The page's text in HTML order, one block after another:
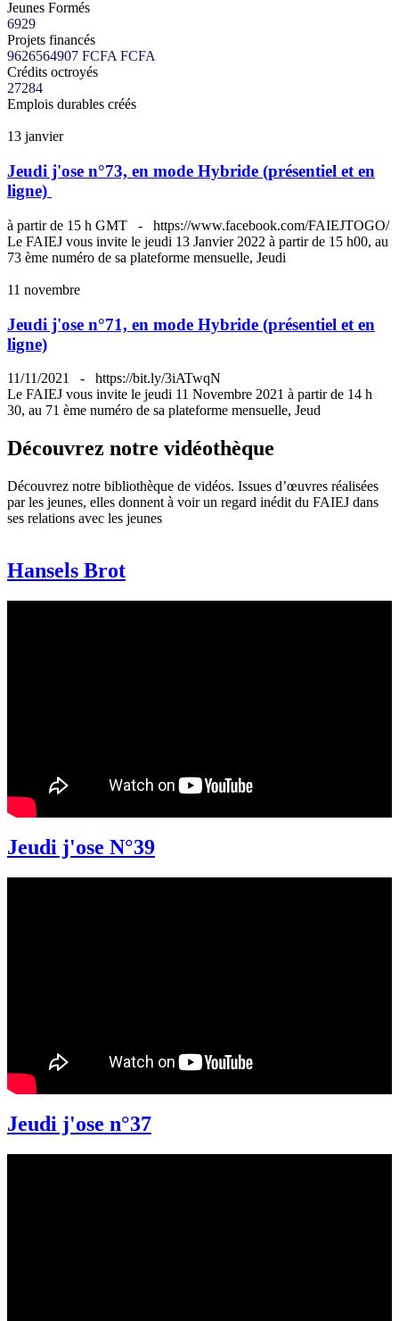
Jeunes Formés
6929
Projets financés
9626564907 FCFAFCFA
Crédits octroyés
27284
Emplois durables créés
13 janvier
Jeudi j'ose n°73, en mode Hybride (présentiel et en
ligne)
à partir de 15 h GMT -
https://www.facebook.com/FAIEJTOGO/
Le FAIEJ vous invite le jeudi 13 Janvier 2022 à partir de 15 h00, au
73 ème numéro de sa plateforme mensuelle, Jeudi
11 novembre
Jeudi j'ose n°71, en mode Hybride (présentiel et en
ligne)
11/11/2021 -
https://bit.ly/3iATwqN
Le FAIEJ vous invite le jeudi 11 Novembre 2021 à partir de 14 h
30, au 71 ème numéro de sa plateforme mensuelle, Jeud
Découvrez notre vidéothèque
Découvrez notre bibliothèque de vidéos. Issues d’œuvres réalisées
par les jeunes, elles donnent à voir un regard inédit du FAIEJ dans
ses relations avec les jeunes
Hansels Brot
Jeudi j'ose N°39
Jeudi j'ose n°37